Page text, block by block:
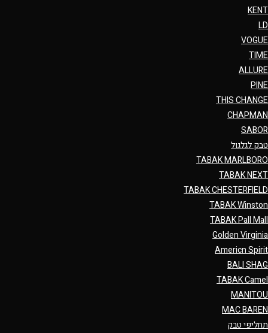
KENT
LD
VOGUE
TIME
ALLURE
PINE
THIS CHANGE
CHAPMAN
SABOR
טבק לגלגול
TABAK MARLBORO
TABAK NEXT
TABAK CHESTERFIELD
TABAK Winston
TABAK Pall Mall
Golden Virginia
Americn Spirit
BALI SHAG
TABAK Camel
MANITOU
MAC BAREN
תחליפי טבק